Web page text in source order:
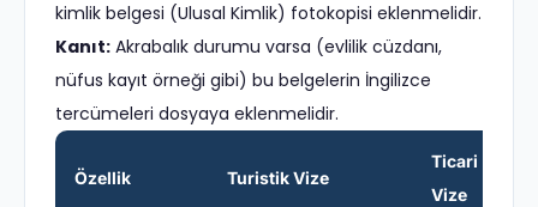
kimlik belgesi (Ulusal Kimlik) fotokopisi eklenmelidir.
Kanıt: Akrabalık durumu varsa (evlilik cüzdanı,
nüfus kayıt örneği gibi) bu belgelerin İngilizce
tercümeleri dosyaya eklenmelidir.
Özellik Turistik Vize
Ticari
Vize